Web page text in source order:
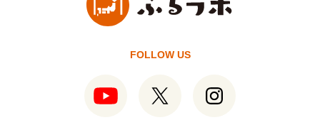
FOLLOW US